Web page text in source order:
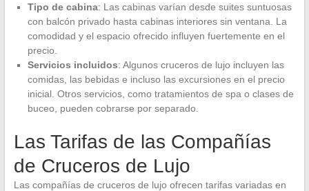
Tipo de cabina: Las cabinas varían desde suites suntuosas
con balcón privado hasta cabinas interiores sin ventana. La
comodidad y el espacio ofrecido influyen fuertemente en el
precio.
Servicios incluidos: Algunos cruceros de lujo incluyen las
comidas, las bebidas e incluso las excursiones en el precio
inicial. Otros servicios, como tratamientos de spa o clases de
buceo, pueden cobrarse por separado.
Las Tarifas de las Compañías
de Cruceros de Lujo
Las compañías de cruceros de lujo ofrecen tarifas variadas en